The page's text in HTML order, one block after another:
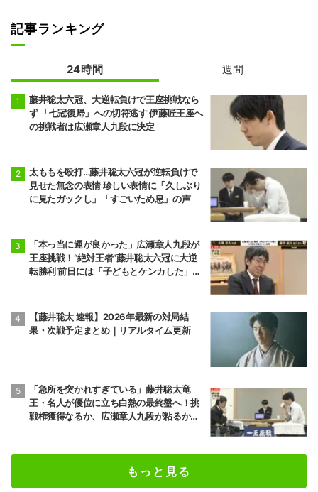
記事ランキング
24時間 週間
藤井聡太六冠、大逆転負けで王座挑戦なら
ず 「七冠復帰」への切符逃す 伊藤匠王座へ
の挑戦者は広瀬章人九段に決定
太ももを殴打…藤井聡太六冠が逆転負けで
見せた無念の表情 珍しい表情に「久しぶり
に見たガックし」「すごいため息」の声
「本っ当に運が良かった」広瀬章人九段が
王座挑戦！“絶対王者”藤井聡太六冠に大逆
転勝利 前日には「子どもとケンカした」パ
【藤井聡太 速報】2026年最新の対局結
果・次戦予定まとめ｜リアルタイム更新
「急所を突かれすぎている」藤井聡太竜
王・名人が優位に立ち白熱の最終盤へ！挑
戦権獲得なるか、広瀬章人九段が粘るか／
もっと見る